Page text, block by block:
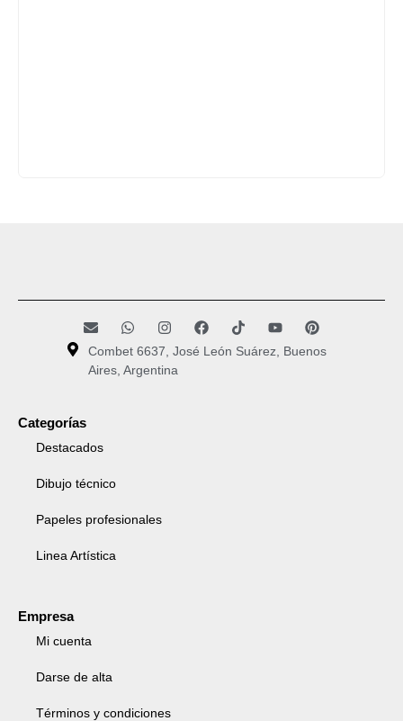
Combet 6637, José León Suárez, Buenos
Aires, Argentina
Categorías
Destacados
Dibujo técnico
Papeles profesionales
Linea Artística
Empresa
Mi cuenta
Darse de alta
Términos y condiciones